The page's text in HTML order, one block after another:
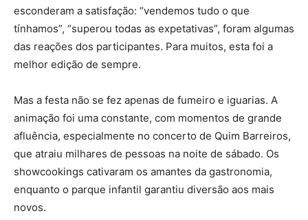
esconderam a satisfação: “vendemos tudo o que
tínhamos”, “superou todas as expetativas”, foram algumas
das reações dos participantes. Para muitos, esta foi a
melhor edição de sempre.
Mas a festa não se fez apenas de fumeiro e iguarias. A
animação foi uma constante, com momentos de grande
afluência, especialmente no concerto de Quim Barreiros,
que atraiu milhares de pessoas na noite de sábado. Os
showcookings cativaram os amantes da gastronomia,
enquanto o parque infantil garantiu diversão aos mais
novos.